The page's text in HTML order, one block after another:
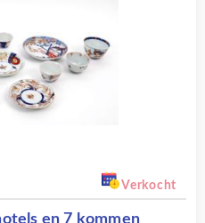
Verkocht
en 7 kommen